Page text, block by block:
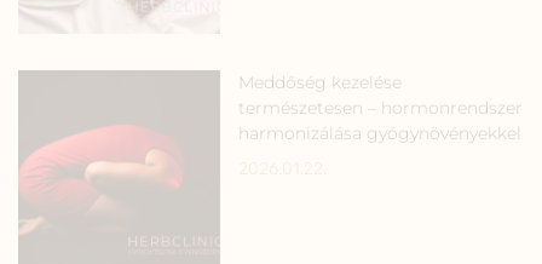
Meddőség kezelése
természetesen – hormonrendszer
harmonizálása gyógynövényekkel